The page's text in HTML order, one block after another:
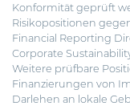
Konformität geprüft
Risikopositionen
Financial Reporting
Corporate
Weitere prüfbare
Finanzierungen von
Darlehen an lokale